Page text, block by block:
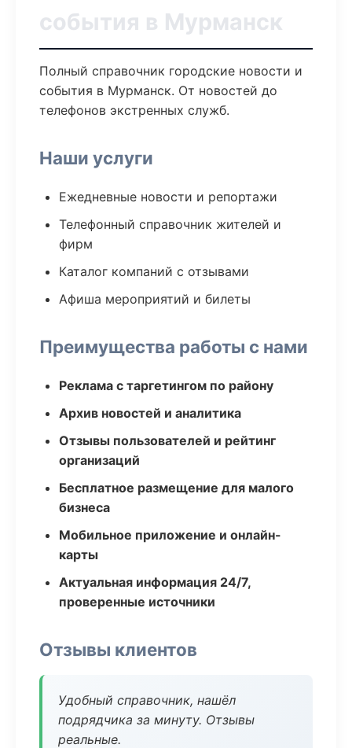
события в Мурманск
Полный справочник городские новости и
события в Мурманск. От новостей до
телефонов экстренных служб.
Наши услуги
Ежедневные новости и репортажи
Телефонный справочник жителей и
фирм
Каталог компаний с отзывами
Афиша мероприятий и билеты
Преимущества работы с нами
Реклама с таргетингом по району
Архив новостей и аналитика
Отзывы пользователей и рейтинг
организаций
Бесплатное размещение для малого
бизнеса
Мобильное приложение и онлайн-
карты
Актуальная информация 24/7,
проверенные источники
Отзывы клиентов
Удобный справочник, нашёл
подрядчика за минуту. Отзывы
реальные.